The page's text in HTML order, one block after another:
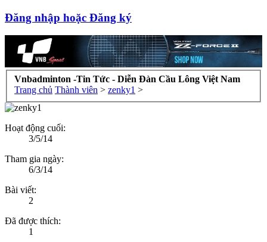
Đăng nhập hoặc Đăng ký
Vnbadminton -Tin Tức - Diễn Đàn Cầu Lông Việt Nam
Trang chủ Thành viên > zenky1 >
Hoạt động cuối:
3/5/14
Tham gia ngày:
6/3/14
Bài viết:
2
Đã được thích:
1